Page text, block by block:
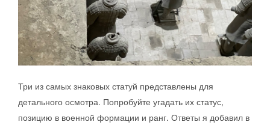
Три из самых знаковых статуй представлены для
детального осмотра. Попробуйте угадать их статус,
позицию в военной формации и ранг. Ответы я добавил в